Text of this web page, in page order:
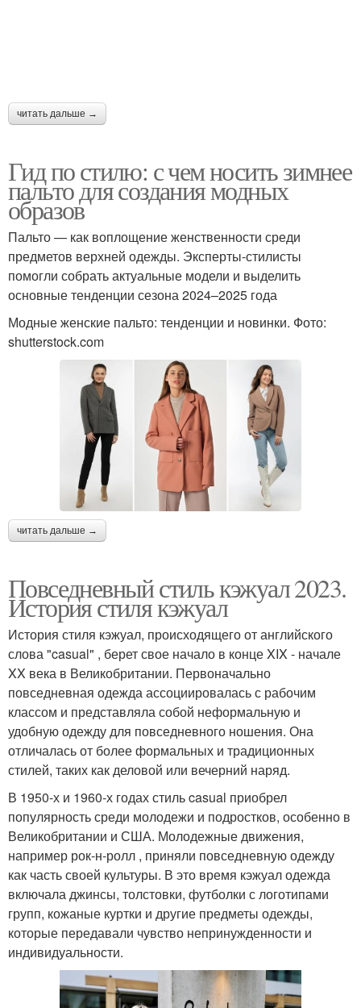
Модные блузки
читать дальше →
Гид по стилю: с чем носить зимнее
пальто для создания модных
образов
Пальто — как воплощение женственности среди
предметов верхней одежды. Эксперты-стилисты
помогли собрать актуальные модели и выделить
основные тенденции сезона 2024–2025 года
Модные женские пальто: тенденции и новинки. Фото:
shutterstock.com
читать дальше →
Повседневный стиль кэжуал 2023.
История стиля кэжуал
История стиля кэжуал, происходящего от английского
слова "casual" , берет свое начало в конце XIX - начале
XX века в Великобритании. Первоначально
повседневная одежда ассоциировалась с рабочим
классом и представляла собой неформальную и
удобную одежду для повседневного ношения. Она
отличалась от более формальных и традиционных
стилей, таких как деловой или вечерний наряд.
В 1950-х и 1960-х годах стиль casual приобрел
популярность среди молодежи и подростков, особенно в
Великобритании и США. Молодежные движения,
например рок-н-ролл , приняли повседневную одежду
как часть своей культуры. В это время кэжуал одежда
включала джинсы, толстовки, футболки с логотипами
групп, кожаные куртки и другие предметы одежды,
которые передавали чувство непринужденности и
индивидуальности.